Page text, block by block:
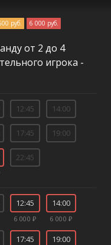
руб. 6 000 руб.
от 2 до 4
игрока -
12:45 14:00
17:45 19:00
22:45
12:45
6 000 ₽
14:00
6 000 ₽
17:45 19:00